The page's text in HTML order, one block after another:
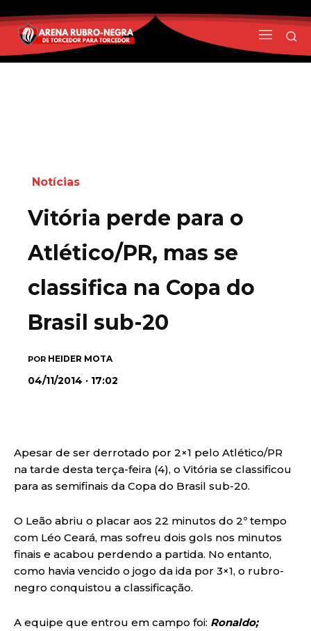
Notícias
Vitória perde para o
Atlético/PR, mas se
classifica na Copa do
Brasil sub-20
POR HEIDER MOTA
04/11/2014 · 17:02
Apesar de ser derrotado por 2×1 pelo Atlético/PR
na tarde desta terça-feira (4), o Vitória se classificou
para as semifinais da Copa do Brasil sub-20.
O Leão abriu o placar aos 22 minutos do 2º tempo
com Léo Ceará, mas sofreu dois gols nos minutos
finais e acabou perdendo a partida. No entanto,
como havia vencido o jogo da ida por 3×1, o rubro-
negro conquistou a classificação.
A equipe que entrou em campo foi: Ronaldo;